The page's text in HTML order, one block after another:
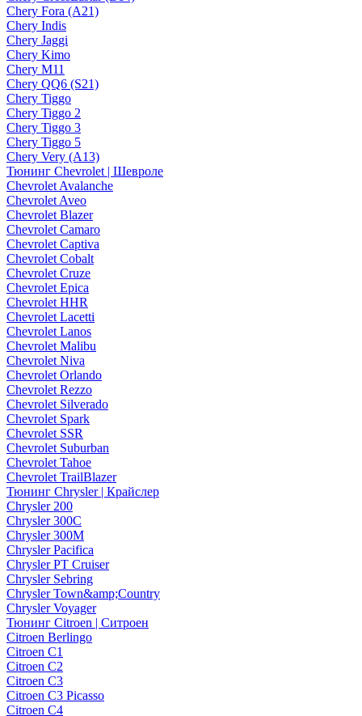
Chery Fora (A21)
Chery Indis
Chery Jaggi
Chery Kimo
Chery M11
Chery QQ6 (S21)
Chery Tiggo
Chery Tiggo 2
Chery Tiggo 3
Chery Tiggo 5
Chery Very (A13)
Тюнинг Chevrolet | Шевроле
Chevrolet Avalanche
Chevrolet Aveo
Chevrolet Blazer
Chevrolet Camaro
Chevrolet Captiva
Chevrolet Cobalt
Chevrolet Cruze
Chevrolet Epica
Chevrolet HHR
Chevrolet Lacetti
Chevrolet Lanos
Chevrolet Malibu
Chevrolet Niva
Chevrolet Orlando
Chevrolet Rezzo
Chevrolet Silverado
Chevrolet Spark
Chevrolet SSR
Chevrolet Suburban
Chevrolet Tahoe
Chevrolet TrailBlazer
Тюнинг Chrysler | Крайслер
Chrysler 200
Chrysler 300C
Chrysler 300M
Chrysler Pacifica
Chrysler PT Cruiser
Chrysler Sebring
Chrysler Town&amp;Country
Chrysler Voyager
Тюнинг Citroen | Ситроен
Citroen Berlingo
Citroen C1
Citroen C2
Citroen C3
Citroen C3 Picasso
Citroen C4